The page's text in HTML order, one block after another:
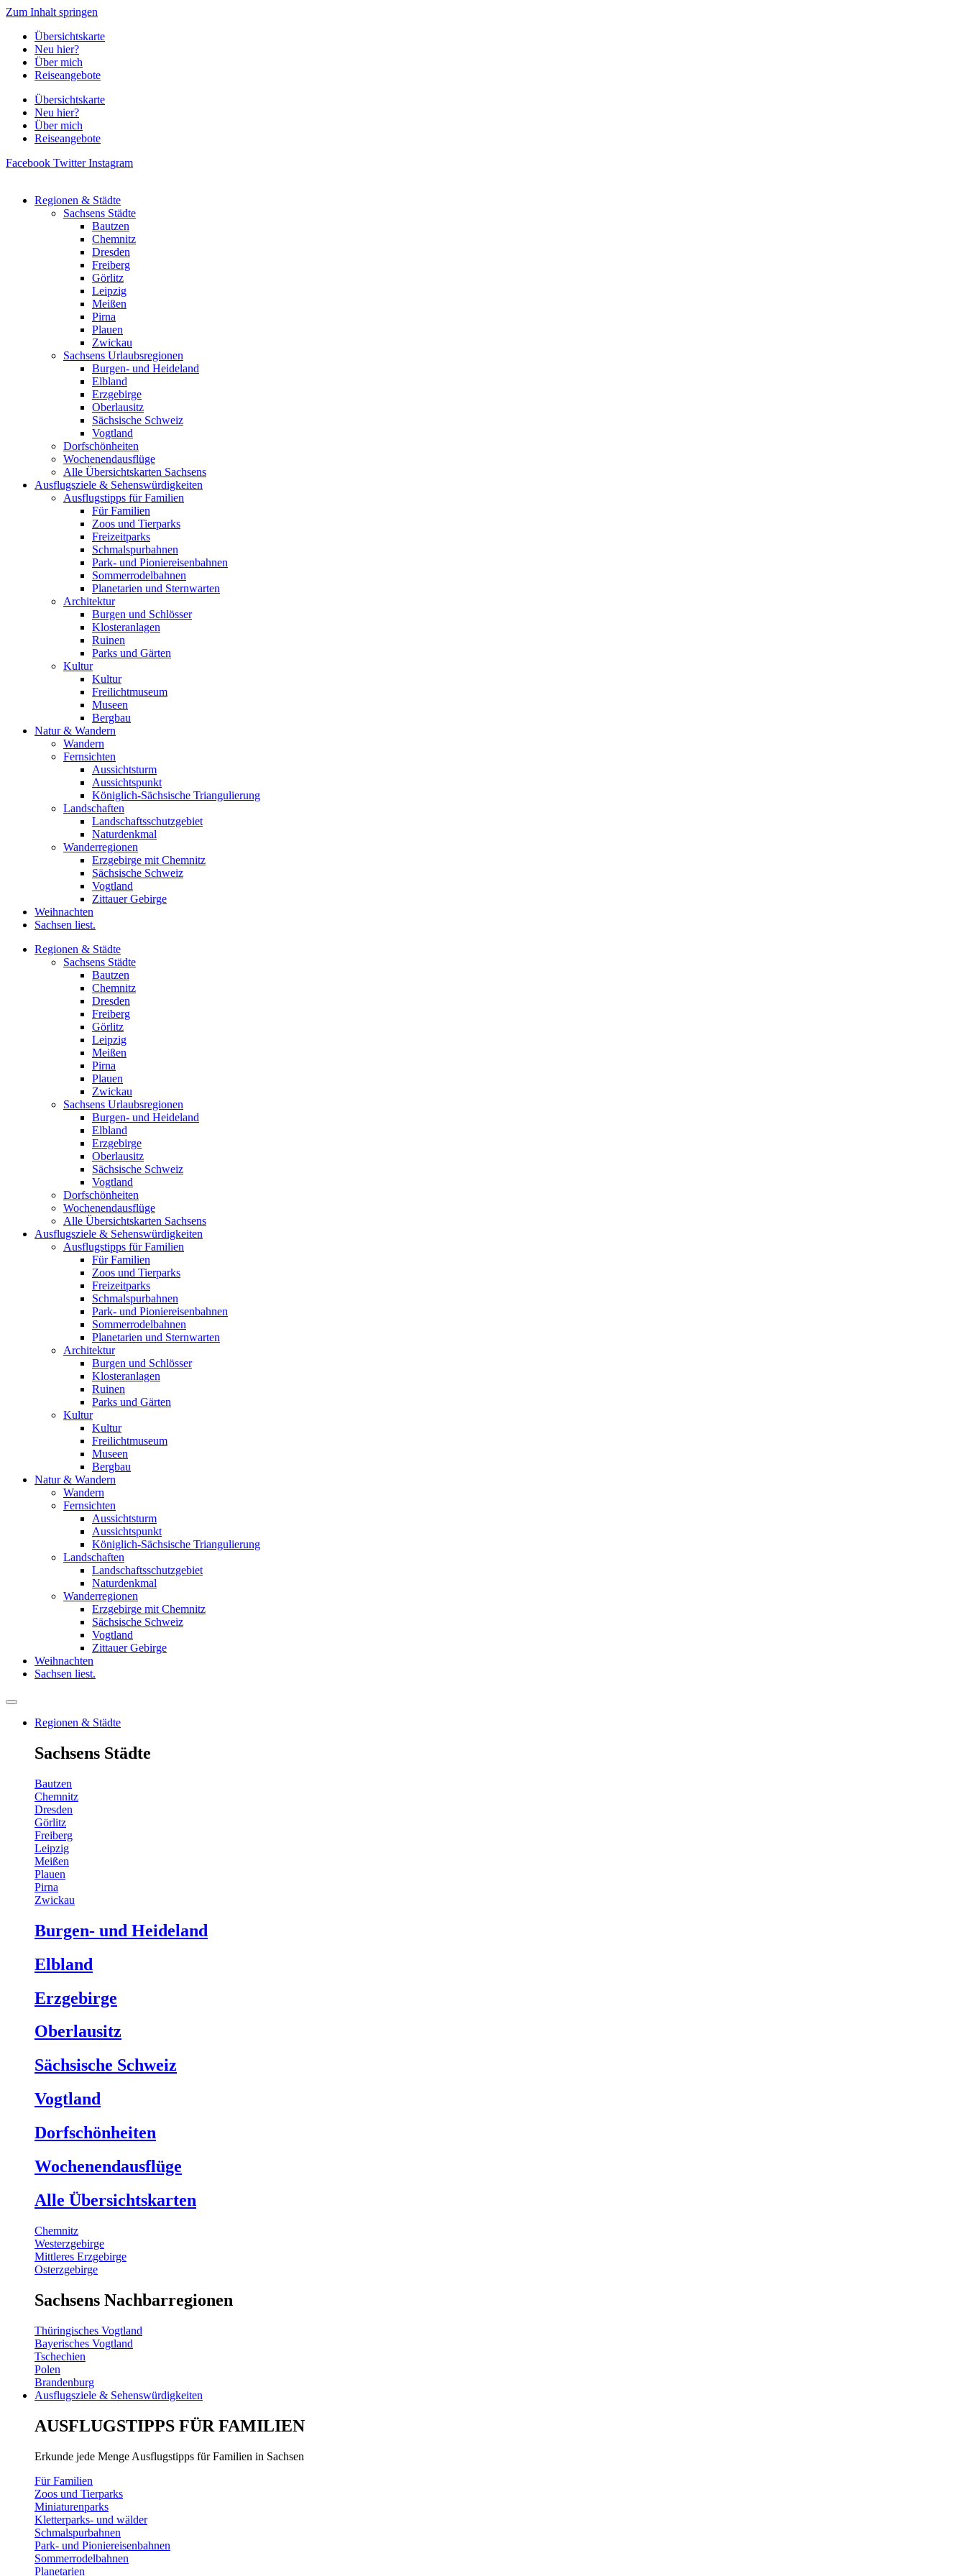
Zum Inhalt springen
Übersichtskarte
Neu hier?
Über mich
Reiseangebote
Übersichtskarte
Neu hier?
Über mich
Reiseangebote
Facebook Twitter Instagram
Regionen & Städte
Sachsens Städte
Bautzen
Chemnitz
Dresden
Freiberg
Görlitz
Leipzig
Meißen
Pirna
Plauen
Zwickau
Sachsens Urlaubsregionen
Burgen- und Heideland
Elbland
Erzgebirge
Oberlausitz
Sächsische Schweiz
Vogtland
Dorfschönheiten
Wochenendausflüge
Alle Übersichtskarten Sachsens
Ausflugsziele & Sehenswürdigkeiten
Ausflugstipps für Familien
Für Familien
Zoos und Tierparks
Freizeitparks
Schmalspurbahnen
Park- und Pioniereisenbahnen
Sommerrodelbahnen
Planetarien und Sternwarten
Architektur
Burgen und Schlösser
Klosteranlagen
Ruinen
Parks und Gärten
Kultur
Kultur
Freilichtmuseum
Museen
Bergbau
Natur & Wandern
Wandern
Fernsichten
Aussichtsturm
Aussichtspunkt
Königlich-Sächsische Triangulierung
Landschaften
Landschaftsschutzgebiet
Naturdenkmal
Wanderregionen
Erzgebirge mit Chemnitz
Sächsische Schweiz
Vogtland
Zittauer Gebirge
Weihnachten
Sachsen liest.
Regionen & Städte
Sachsens Städte
Bautzen
Chemnitz
Dresden
Freiberg
Görlitz
Leipzig
Meißen
Pirna
Plauen
Zwickau
Sachsens Urlaubsregionen
Burgen- und Heideland
Elbland
Erzgebirge
Oberlausitz
Sächsische Schweiz
Vogtland
Dorfschönheiten
Wochenendausflüge
Alle Übersichtskarten Sachsens
Ausflugsziele & Sehenswürdigkeiten
Ausflugstipps für Familien
Für Familien
Zoos und Tierparks
Freizeitparks
Schmalspurbahnen
Park- und Pioniereisenbahnen
Sommerrodelbahnen
Planetarien und Sternwarten
Architektur
Burgen und Schlösser
Klosteranlagen
Ruinen
Parks und Gärten
Kultur
Kultur
Freilichtmuseum
Museen
Bergbau
Natur & Wandern
Wandern
Fernsichten
Aussichtsturm
Aussichtspunkt
Königlich-Sächsische Triangulierung
Landschaften
Landschaftsschutzgebiet
Naturdenkmal
Wanderregionen
Erzgebirge mit Chemnitz
Sächsische Schweiz
Vogtland
Zittauer Gebirge
Weihnachten
Sachsen liest.
Regionen & Städte
Sachsens Städte
Bautzen
Chemnitz
Dresden
Görlitz
Freiberg
Leipzig
Meißen
Plauen
Pirna
Zwickau
Burgen- und Heideland
Elbland
Erzgebirge
Oberlausitz
Sächsische Schweiz
Vogtland
Dorfschönheiten
Wochenendausflüge
Alle Übersichtskarten
Chemnitz
Westerzgebirge
Mittleres Erzgebirge
Osterzgebirge
Sachsens Nachbarregionen
Thüringisches Vogtland
Bayerisches Vogtland
Tschechien
Polen
Brandenburg
Ausflugsziele & Sehenswürdigkeiten
AUSFLUGSTIPPS FÜR FAMILIEN
Erkunde jede Menge Ausflugstipps für Familien in Sachsen
Für Familien
Zoos und Tierparks
Miniaturenparks
Kletterparks- und wälder
Schmalspurbahnen
Park- und Pioniereisenbahnen
Sommerrodelbahnen
Planetarien